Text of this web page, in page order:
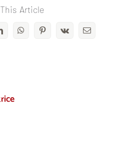
Article
LinkedInWhatsAppPinterestVk Email